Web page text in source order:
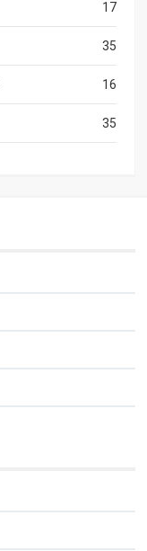
17
35
16
35